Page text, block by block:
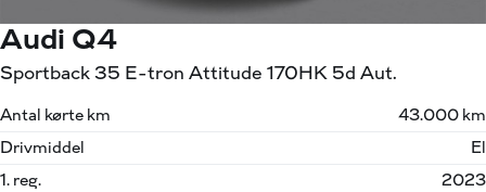
Audi Q4
Sportback 35 E-tron Attitude 170HK 5d Aut.
Antal kørte km
43.000 km
Drivmiddel
El
1. reg.
2023